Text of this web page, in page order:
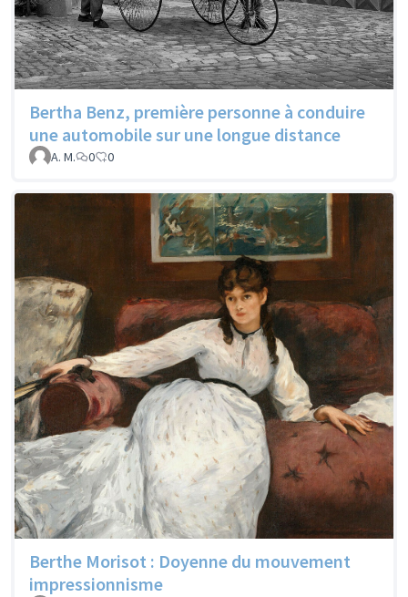
Bertha Benz, première personne à conduire
une automobile sur une longue distance
A. M. 0 0
Berthe Morisot : Doyenne du mouvement
impressionnisme